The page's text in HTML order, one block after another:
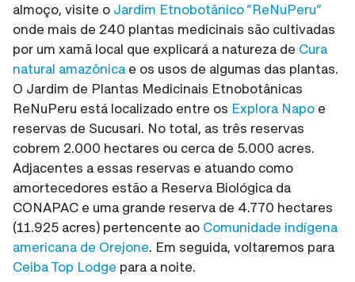
almoço, visite o Jardim Etnobotânico “ReNuPeru”
onde mais de 240 plantas medicinais são cultivadas
por um xamã local que explicará a natureza de Cura
natural amazônica e os usos de algumas das plantas.
O Jardim de Plantas Medicinais Etnobotânicas
ReNuPeru está localizado entre os Explora Napo e
reservas de Sucusari. No total, as três reservas
cobrem 2.000 hectares ou cerca de 5.000 acres.
Adjacentes a essas reservas e atuando como
amortecedores estão a Reserva Biológica da
CONAPAC e uma grande reserva de 4.770 hectares
(11.925 acres) pertencente ao Comunidade indígena
americana de Orejone. Em seguida, voltaremos para
Ceiba Top Lodge para a noite.